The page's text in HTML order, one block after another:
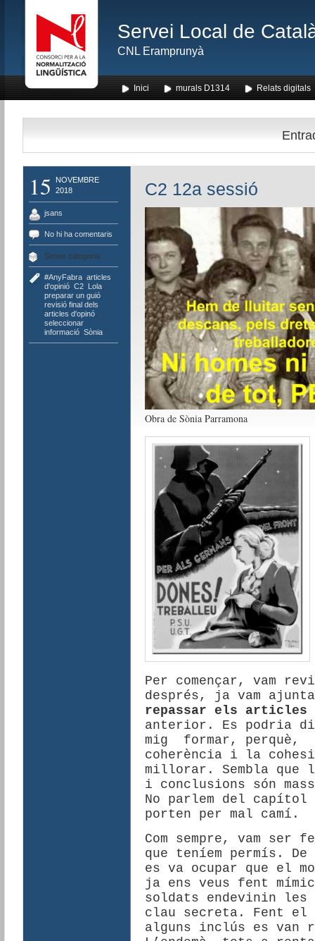
Servei Local de
CNL Eramprunyà
Inici murals D1314 Relats digitals
15
NOVEMBRE
2018
jsans
No hi ha comentaris
Sense categoria
#AnyFabra, articles
d'opinió, C2, Lola,
preparar un guió,
revisió final dels
articles d'opinó,
seleccionar
informació, Sònia
C2 12a sessió
Obra de Sònia Parramona
Per començar, vam
després, ja vam
repassar els articles
anterior. Es podria
mig formar, perquè,
coherència i la
millorar. Sembla que
i conclusions són
No parlem del capítol
porten per mal camí.
Com sempre, vam ser
que teníem permís.
es va ocupar que el
ja ens veus fent
soldats endevinin
clau secreta. Fent el
alguns inclús es van